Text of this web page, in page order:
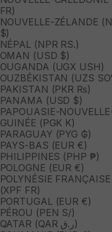
FR)
NOUVELLE-ZÉLANDE
$)
NÉPAL (NPR RS.)
OMAN (USD $)
OUGANDA (UGX USH)
OUZBÉKISTAN (UZS
PAKISTAN (PKR ₨)
PANAMA (USD $)
PAPOUASIE-
GUINÉE (PGK K)
PARAGUAY (PYG ₲)
PAYS-BAS (EUR €)
PHILIPPINES (PHP ₱)
POLOGNE (EUR €)
POLYNÉSIE FRANÇAISE
(XPF FR)
PORTUGAL (EUR €)
PÉROU (PEN S/)
QATAR (QAR ر.ق)